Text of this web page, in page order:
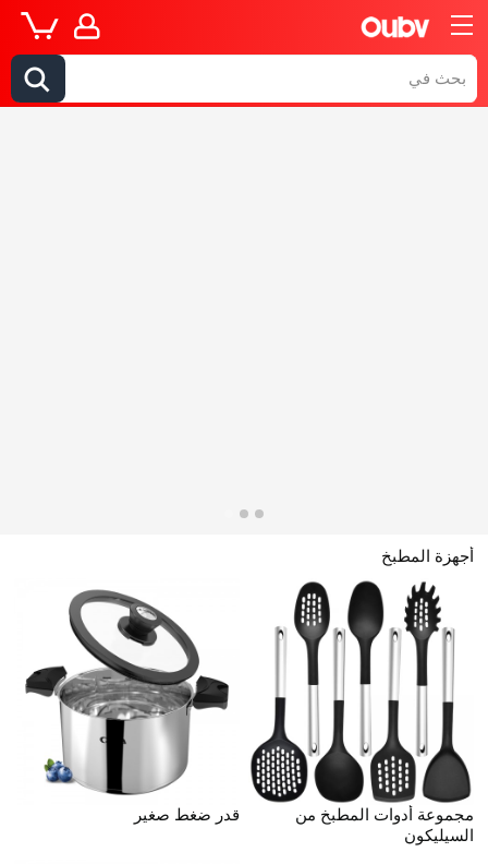
أجهزة المطبخ
مجموعة أدوات المطبخ من
السيليكون
قدر ضغط صغير